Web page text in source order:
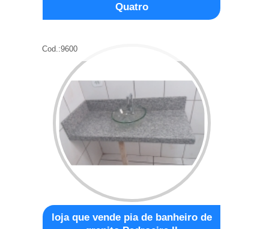
Quatro
Cod.:9600
loja que vende pia de banheiro de